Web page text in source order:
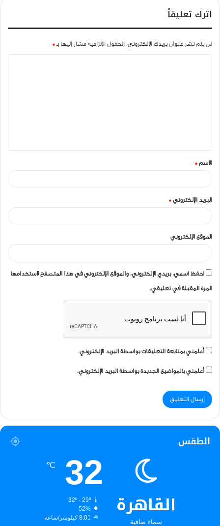
اترك تعليقاً
لن يتم نشر عنوان بريدك الإلكتروني. الحقول الإلزامية مشار إليها بـ *
ق
*
الاسم *
البريد الإلكتروني *
الموقع الإلكتروني
احفظ اسمي، بريدي الإلكتروني، والموقع الإلكتروني في هذا المتصفح لاستخدامها
المرة المقبلة في تعليقي.
أعلمني بمتابعة التعليقات بواسطة البريد الإلكتروني.
أعلمني بالمواضيع الجديدة بواسطة البريد الإلكتروني.
الطقس
القاهرة
سماء صافية
32
℃
32º - 29º
52%
8.01 كيلومتر/ساعة